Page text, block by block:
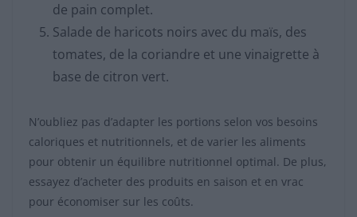
de pain complet.
Salade de haricots noirs avec du maïs, des
tomates, de la coriandre et une vinaigrette à
base de citron vert.
N’oubliez pas d’adapter les portions selon vos besoins
caloriques et nutritionnels, et de varier les aliments
pour obtenir un équilibre nutritionnel optimal. De plus,
essayez d’acheter des produits en saison et en vrac
pour économiser sur les coûts.